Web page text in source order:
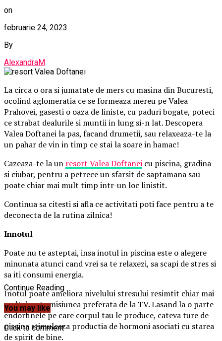
on
februarie 24, 2023
By
AlexandraM
La circa o ora si jumatate de mers cu masina din Bucuresti,
ocolind aglomeratia ce se formeaza mereu pe Valea
Prahovei, gasesti o oaza de liniste, cu paduri bogate, poteci
ce strabat dealurile si muntii in lung si-n lat. Descopera
Valea Doftanei la pas, facand drumetii, sau relaxeaza-te la
un pahar de vin in timp ce stai la soare in hamac!
Cazeaza-te la un resort Valea Doftanei cu piscina, gradina
si ciubar, pentru a petrece un sfarsit de saptamana sau
poate chiar mai mult timp intr-un loc linistit.
Continua sa citesti si afla ce activitati poti face pentru a te
deconecta de la rutina zilnica!
Innotul
Poate nu te asteptai, insa inotul in piscina este o alegere
minunata atunci cand vrei sa te relaxezi, sa scapi de stres si
sa iti consumi energia.
Inotul poate ameliora nivelului stresului resimtit chiar mai
mult decat emisiunea preferata de la TV. Lasand la o parte
endorfinele pe care corpul tau le produce, cateva ture de
piscina stimuleaza productia de hormoni asociati cu starea
de spirit de bine.
Continue Reading
You may like
Click to comment